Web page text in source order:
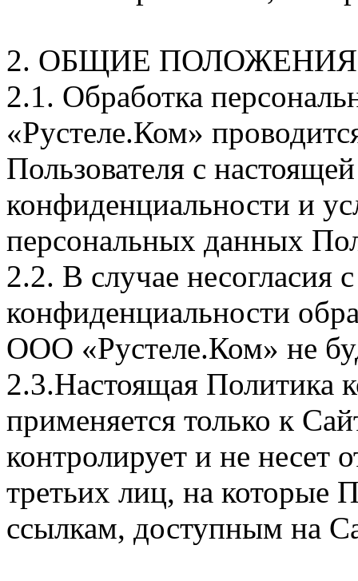
2. ОБЩИЕ ПОЛОЖЕНИЯ
2.1. Обработка
«Рустеле.Ком»
Пользователя с
конфиденциальности и
персональных данных
2.2. В случае несогласия
конфиденциальности
ООО «Рустеле.Ком» не
2.3.Настоящая Политика
применяется только к
контролирует и не несет
третьих лиц, на которые
ссылкам, доступным на